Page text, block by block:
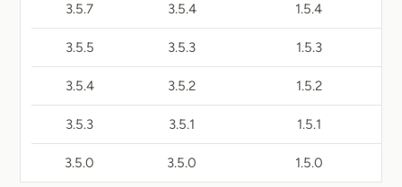
1.5.4
3.5.4
3.5.7
1.5.3
3.5.3
3.5.5
1.5.2
3.5.2
3.5.4
1.5.1
3.5.1
3.5.3
1.5.0
3.5.0
3.5.0